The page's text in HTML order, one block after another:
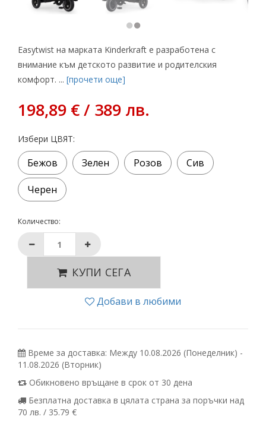
Easytwist на марката Kinderkraft е разработена с
внимание към детското развитие и родителския
комфорт. ... [прочети още]
198,89 € / 389 лв.
Избери ЦВЯТ:
Бежов Зелен Розов Сив
Черен
Количество:
КУПИ СЕГА
Добави в любими
Време за доставка: Между 10.08.2026 (Понеделник) -
11.08.2026 (Вторник)
Обикновено връщане в срок от 30 дена
Безплатна доставка в цялата страна за поръчки над
70 лв. / 35.79 €